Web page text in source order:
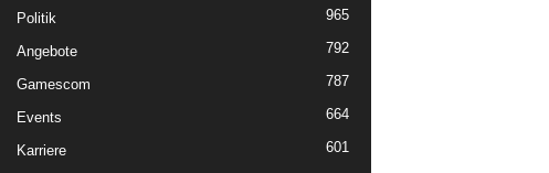
Politik 965
Angebote 792
Gamescom 787
Events 664
Karriere 601